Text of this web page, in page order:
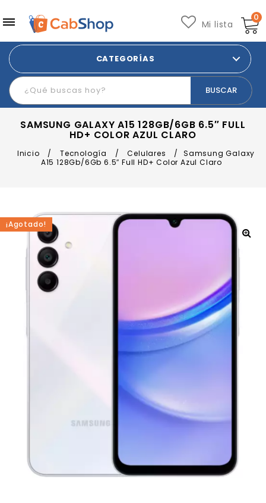
0
Mi lista
CATEGORÍAS
SAMSUNG GALAXY A15 128GB/6GB 6.5″ FULL
HD+ COLOR AZUL CLARO
Inicio / Tecnología / Celulares /
Samsung Galaxy
A15 128Gb/6Gb 6.5″ Full HD+ Color Azul Claro
¡Agotado!